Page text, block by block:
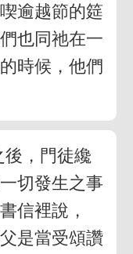
逾越節的筵
也同祂在一
時候，他們
，門徒纔
切發生之事
信裡說，
是當受頌讚